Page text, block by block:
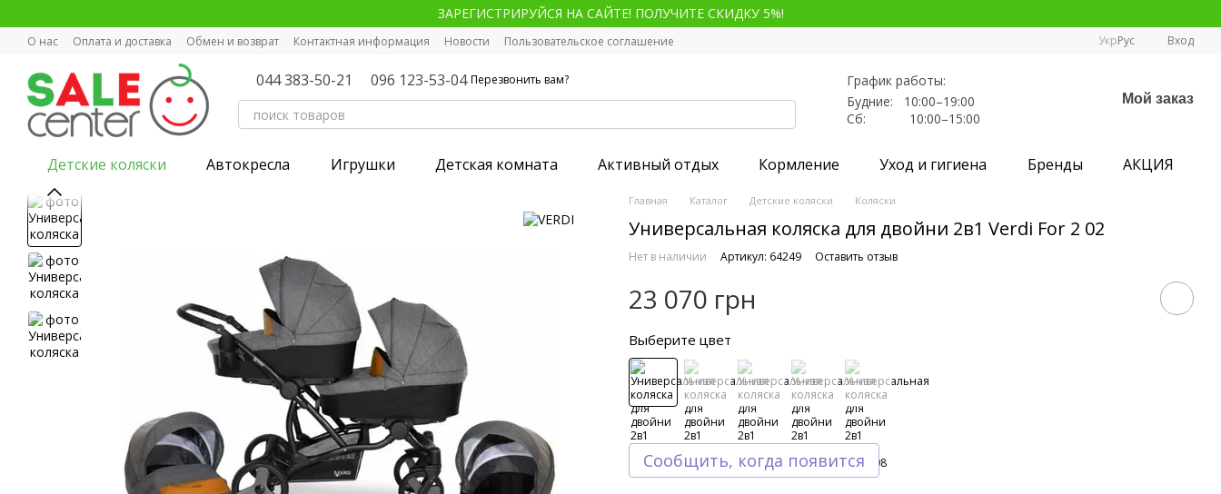
ЗАРЕГИСТРИРУЙСЯ НА САЙТЕ! ПОЛУЧИТЕ СКИДКУ 5%!
О нас Оплата и доставка Обмен и возврат Контактная информация Новости Пользовательское соглашение УкрРус Вход
044 383-50-21 096 123-53-04 Перезвонить вам?
График работы:
Будние: 10:00–19:00
Сб: 10:00–15:00
Мой заказ
Детские коляски Автокресла Игрушки Детская комната Активный отдых Кормление Уход и гигиена Бренды АКЦИЯ
Главная Каталог Детские коляски Коляски
Универсальная коляска для двойни 2в1 Verdi For 2 02
Нет в наличии Артикул: 64249 Оставить отзыв
23 070 грн
Выберите цвет
Сообщить, когда появится